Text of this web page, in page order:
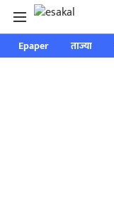
Epaper ताज्या